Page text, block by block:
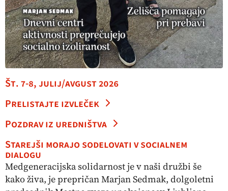
Št. 7-8, julij/avgust 2026
Prelistajte izvleček
Pozdrav iz uredništva
Starejši morajo sodelovati v socialnem
dialogu
Medgeneracijska solidarnost je v naši družbi še
kako živa, je prepričan Marjan Sedmak, dolgoletni